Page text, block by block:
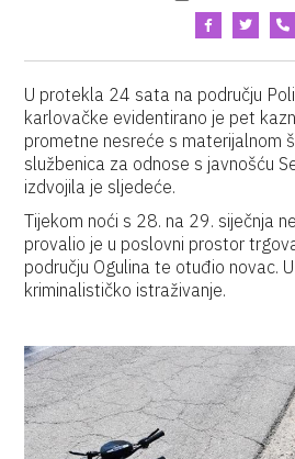
U protekla 24 sata na području
karlovačke evidentirano je pet
prometne nesreće s materijalnom
službenica za odnose s javnošću
izdvojila je sljedeće.
Tijekom noći s 28. na 29. siječnja
provalio je u poslovni prostor
području Ogulina te otuđio novac.
kriminalističko istraživanje.